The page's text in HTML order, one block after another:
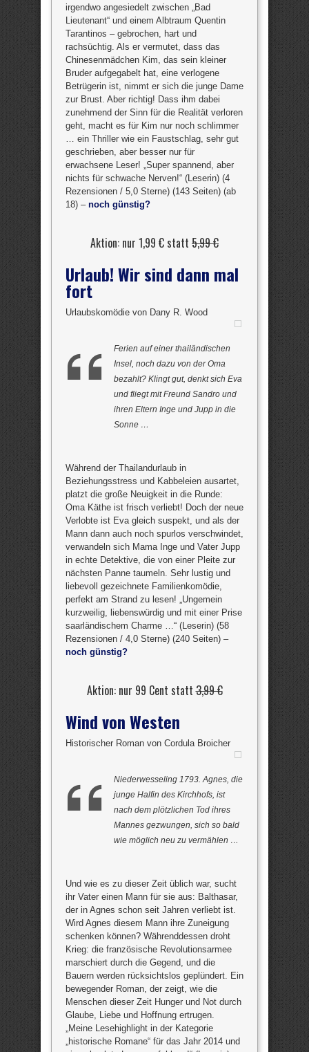
irgendwo angesiedelt zwischen „Bad
Lieutenant“ und einem Albtraum Quentin
Tarantinos – gebrochen, hart und
rachsüchtig. Als er vermutet, dass das
Chinesenmädchen Kim, das sein kleiner
Bruder aufgegabelt hat, eine verlogene
Betrügerin ist, nimmt er sich die junge Dame
zur Brust. Aber richtig! Dass ihm dabei
zunehmend der Sinn für die Realität verloren
geht, macht es für Kim nur noch schlimmer
… ein Thriller wie ein Faustschlag, sehr gut
geschrieben, aber besser nur für
erwachsene Leser! „Super spannend, aber
nichts für schwache Nerven!“ (Leserin) (4
Rezensionen / 5,0 Sterne) (143 Seiten) (ab
18) – noch günstig?
Aktion: nur 1,99 € statt 5,99 €
Urlaub! Wir sind dann mal
fort
Urlaubskomödie von Dany R. Wood
Ferien auf einer thailändischen
Insel, noch dazu von der Oma
bezahlt? Klingt gut, denkt sich Eva
und fliegt mit Freund Sandro und
ihren Eltern Inge und Jupp in die
Sonne …
Während der Thailandurlaub in
Beziehungsstress und Kabbeleien ausartet,
platzt die große Neuigkeit in die Runde:
Oma Käthe ist frisch verliebt! Doch der neue
Verlobte ist Eva gleich suspekt, und als der
Mann dann auch noch spurlos verschwindet,
verwandeln sich Mama Inge und Vater Jupp
in echte Detektive, die von einer Pleite zur
nächsten Panne taumeln. Sehr lustig und
liebevoll gezeichnete Familienkomödie,
perfekt am Strand zu lesen! „Ungemein
kurzweilig, liebenswürdig und mit einer Prise
saarländischem Charme …“ (Leserin) (58
Rezensionen / 4,0 Sterne) (240 Seiten) –
noch günstig?
Aktion: nur 99 Cent statt3,99 €
Wind von Westen
Historischer Roman von Cordula Broicher
Niederwesseling 1793. Agnes, die
junge Halfin des Kirchhofs, ist
nach dem plötzlichen Tod ihres
Mannes gezwungen, sich so bald
wie möglich neu zu vermählen …
Und wie es zu dieser Zeit üblich war, sucht
ihr Vater einen Mann für sie aus: Balthasar,
der in Agnes schon seit Jahren verliebt ist.
Wird Agnes diesem Mann ihre Zuneigung
schenken können? Währenddessen droht
Krieg: die französische Revolutionsarmee
marschiert durch die Gegend, und die
Bauern werden rücksichtslos geplündert. Ein
bewegender Roman, der zeigt, wie die
Menschen dieser Zeit Hunger und Not durch
Glaube, Liebe und Hoffnung ertrugen.
„Meine Lesehighlight in der Kategorie
„historische Romane“ für das Jahr 2014 und